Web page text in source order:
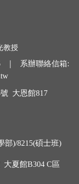
教授
｜ 系辦聯絡信箱:
號 大恩館817
部)/8215(碩士班)
大夏館B304 C區